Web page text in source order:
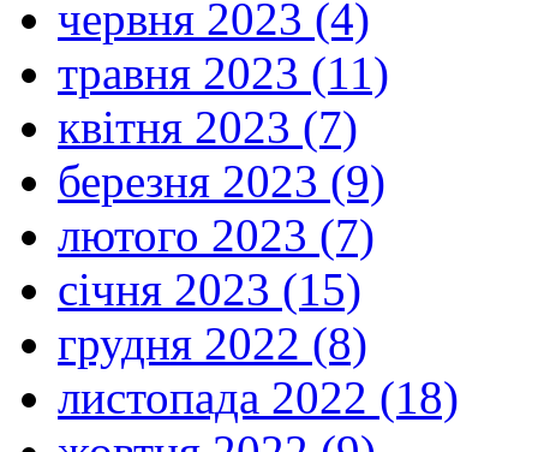
червня 2023 (4)
травня 2023 (11)
квітня 2023 (7)
березня 2023 (9)
лютого 2023 (7)
січня 2023 (15)
грудня 2022 (8)
листопада 2022 (18)